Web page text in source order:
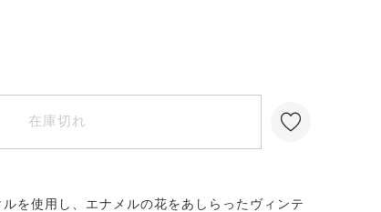
在庫切れ
を使用し、エナメルの花をあしらったヴィンテ